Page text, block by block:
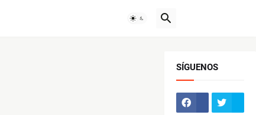
SÍGUENOS